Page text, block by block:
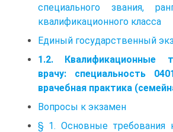
специального звания,
квалификационного класса
Единый государственный
1.2. Квалификационные
врачу: специальность
врачебная практика
Вопросы к экзамен
§ 1. Основные требования